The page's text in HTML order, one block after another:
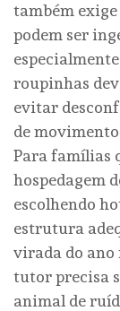
também exige
podem ser
roupinhas
evitar
de
Para famílias
hospedagem
escolhendo
estrutura
virada do ano
tutor precisa
animal de